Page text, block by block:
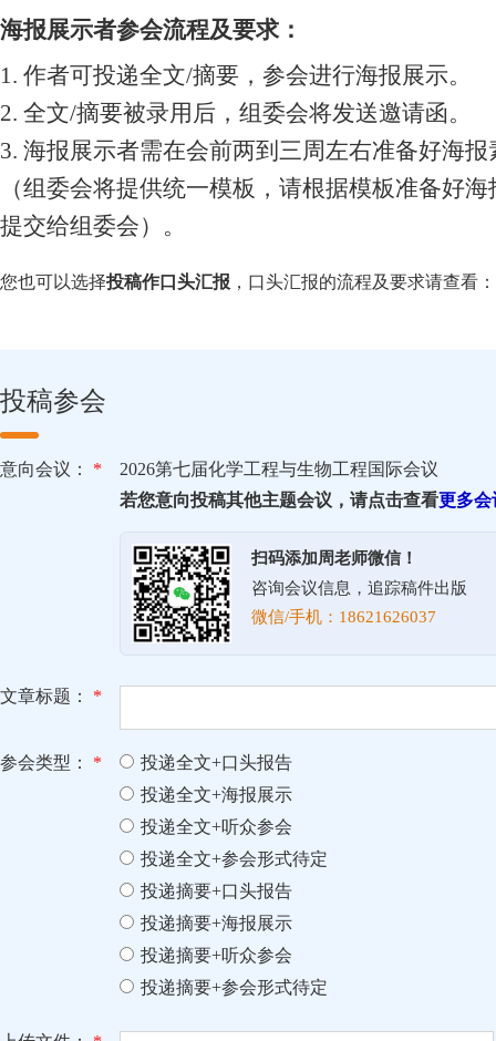
海报展示者参会流程及要求：
1. 作者可投递全文/摘要，参会进行海报展示。
2. 全文/摘要被录用后，组委会将发送邀请函。
3. 海报展示者需在会前两到三周左右准备好海报
（组委会将提供统一模板，请根据模板准备好
提交给组委会）。
您也可以选择投稿作口头汇报 ，口头汇报的流程及要求请查看：
投稿参会
意向会议： *
2026第七届化学工程与生物工程国际会议
若您意向投稿其他主题会议，请点击查看更多会
扫码添加周老师微信！
咨询会议信息，追踪稿件出版
微信/手机：18621626037
文章标题： *
参会类型： *
投递全文+口头报告
投递全文+海报展示
投递全文+听众参会
投递全文+参会形式待定
投递摘要+口头报告
投递摘要+海报展示
投递摘要+听众参会
投递摘要+参会形式待定